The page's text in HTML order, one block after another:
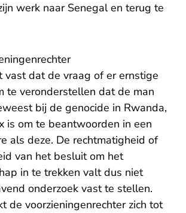
werk naar Senegal en terug te
vast dat de vraag of er ernstige
te veronderstellen dat de man
bij de genocide in Rwanda,
is om te beantwoorden in een
als deze. De rechtmatigheid of
van het besluit om het
in te trekken valt dus niet
onderzoek vast te stellen.
de voorzieningenrechter zich tot